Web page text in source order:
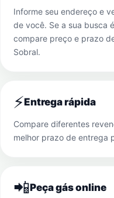
Informe seu endereço e
de você. Se a sua busca
compare preço e prazo
Sobral.
⚡Entrega rápida
Compare diferentes
melhor prazo de entrega
📲Peça gás online